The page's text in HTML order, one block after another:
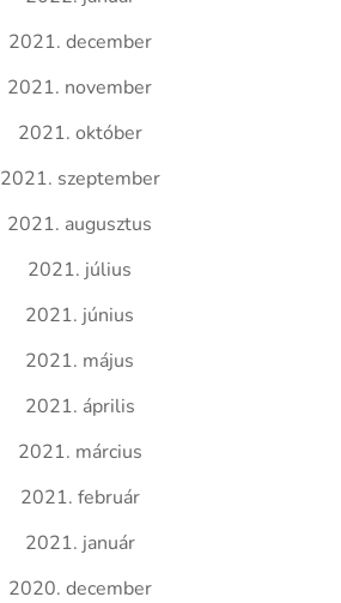
2021. december
2021. november
2021. október
2021. szeptember
2021. augusztus
2021. július
2021. június
2021. május
2021. április
2021. március
2021. február
2021. január
2020. december